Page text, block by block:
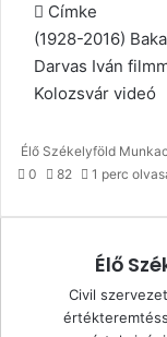
Címke
(1928-2016)
Darvas Iván
Kolozsvár videó
Élő Székelyföld
0
82 1 perc
Élő
Civil